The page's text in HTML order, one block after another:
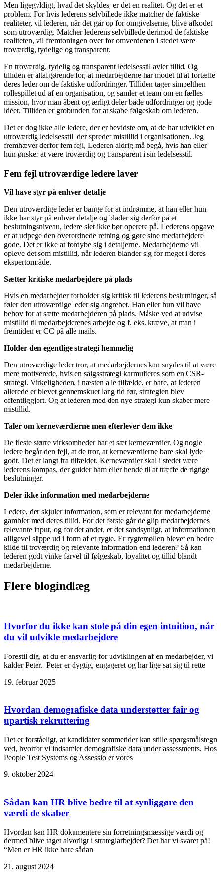
Men ligegyldigt, hvad det skyldes, er det en realitet. Og det er et
problem. For hvis lederens selvbillede ikke matcher de faktiske
realiteter, vil lederen, når det går op for omgivelserne, blive afkodet
som utroværdig. Matcher lederens selvbillede derimod de faktiske
realiteten, vil fremtoningen over for omverdenen i stedet være
troværdig, tydelige og transparent.
En troværdig, tydelig og transparent ledelsesstil avler tillid. Og
tilliden er altafgørende for, at medarbejderne har modet til at fortælle
deres leder om de faktiske udfordringer. Tilliden tager simpelthen
rollespillet ud af en organisation, og samler et team om en fælles
mission, hvor man åbent og ærligt deler både udfordringer og gode
idéer. Tilliden er grobunden for at skabe følgeskab om lederen.
Det er dog ikke alle ledere, der er bevidste om, at de har udviklet en
utroværdig ledelsesstil, der spreder mistillid i organisationen. Jeg
fremhæver derfor fem fejl, Lederen aldrig må begå, hvis han eller
hun ønsker at være troværdig og transparent i sin ledelsesstil.
Fem fejl utroværdige ledere laver
Vil have styr på enhver detalje
Den utroværdige leder er bange for at indrømme, at han eller hun
ikke har styr på enhver detalje og blader sig derfor på et
beslutningsniveau, ledere slet ikke bør operere på. Lederens opgave
er at udpege den overordnede retning og gøre sine medarbejdere
gode. Det er ikke at fordybe sig i detaljerne. Medarbejderne vil
opleve det som mistillid, når lederen blander sig for meget i deres
ekspertområde.
Sætter kritiske medarbejdere på plads
Hvis en medarbejder forholder sig kritisk til lederens beslutninger, så
føler den utroværdige leder sig angrebet. Han eller hun vil have
behov for at sætte medarbejderen på plads. Måske ved at udvise
mistillid til medarbejderenes arbejde og f. eks. kræve, at man i
fremtiden er CC på alle mails.
Holder den egentlige strategi hemmelig
Den utroværdige leder tror, at medarbejdernes kan snydes til at være
mere motiverede, hvis en salgsstrategi karmufleres som en CSR-
strategi. Virkeligheden, i næsten alle tilfælde, er bare, at lederen
allerede er blevet gennemskuet lang tid før, strategien blev
offentliggjort. Og at lederen med den nye strategi kun skaber mere
mistillid.
Taler om kerneværdierne men efterlever dem ikke
De fleste større virksomheder har et sæt kerneværdier. Og nogle
ledere begår den fejl, at de tror, at kerneværdierne bare skal lyde
godt. Det er langt fra tilfældet. Kerneværdier skal i stedet være
lederens kompas, der guider ham eller hende til at træffe de rigtige
beslutninger.
Deler ikke information med medarbejderne
Ledere, der skjuler information, som er relevant for medarbejderne
gambler med deres tillid. For det første går de glip medarbejdernes
relevante input, og for det andet, er det sandsynligt, at informationen
alligevel slippe ud i form af et rygte. Er rygtemøllen blevet en bedre
kilde til troværdig og relevante information end lederen? Så kan
lederen godt vinke farvel til følgeskab, loyalitet og tillid blandt
medarbejderne.
Flere blogindlæg
Hvorfor du ikke kan stole på din egen intuition, når
du vil udvikle medarbejdere
Forestil dig, at du er ansvarlig for udviklingen af en medarbejder, vi
kalder Peter. Peter er dygtig, engageret og har lige sat sig til rette
19. februar 2025
Hvordan demografiske data understøtter fair og
upartisk rekruttering
Det er forståeligt, at kandidater sommetider kan stille spørgsmålstegn
ved, hvorfor vi indsamler demografiske data under assessments. Hos
People Test Systems og Assessio er vores
9. oktober 2024
Sådan kan HR blive bedre til at synliggøre den
værdi de skaber
Hvordan kan HR dokumentere sin forretningsmæssige værdi og
dermed blive taget alvorligt i strategiarbejdet? Det har vi svaret på!
“Men er HR ikke bare sådan
21. august 2024